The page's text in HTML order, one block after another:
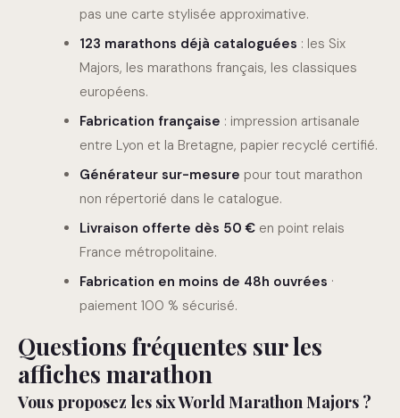
pas une carte stylisée approximative.
123 marathons déjà cataloguées : les Six
Majors, les marathons français, les classiques
européens.
Fabrication française : impression artisanale
entre Lyon et la Bretagne, papier recyclé certifié.
Générateur sur-mesure pour tout marathon
non répertorié dans le catalogue.
Livraison offerte dès 50 € en point relais
France métropolitaine.
Fabrication en moins de 48h ouvrées ·
paiement 100 % sécurisé.
Questions fréquentes sur les
affiches marathon
Vous proposez les six World Marathon Majors ?